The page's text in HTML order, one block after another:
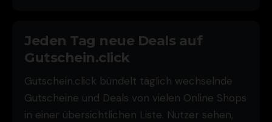
Jeden Tag neue Deals auf
Gutschein.click
Gutschein.click bündelt täglich wechselnde
Gutscheine und Deals von vielen Online Shops
in einer übersichtlichen Liste. Nutzer sehen,